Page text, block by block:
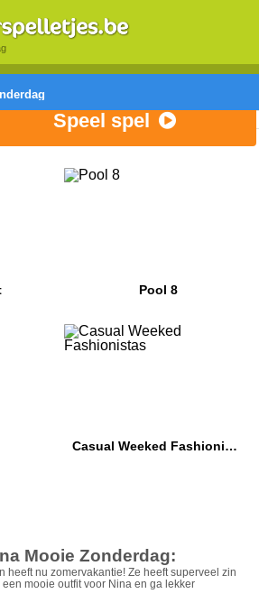
Speel spel
Pool 8
Casual Weeked Fashionistas
Mooie Zonderdag:
heeft nu zomervakantie! Ze heeft superveel zin
mooie outfit voor Nina en ga lekker